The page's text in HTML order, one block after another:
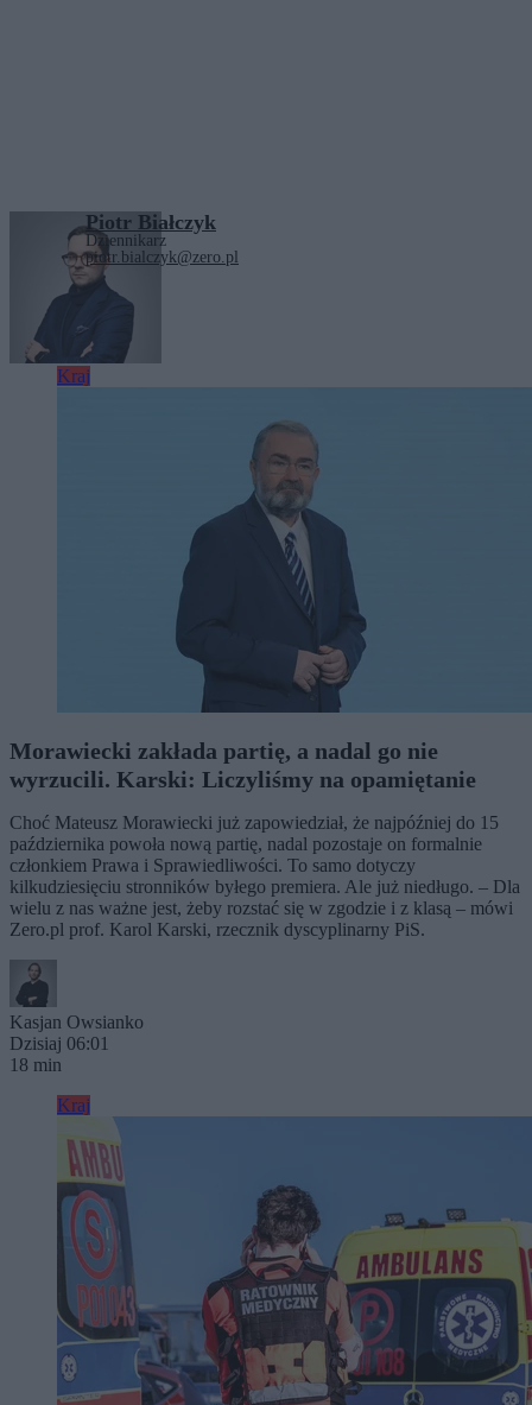
Piotr Białczyk
Dziennikarz
piotr.bialczyk@zero.pl
Zobacz również
Kraj
Morawiecki zakłada partię, a nadal go nie
wyrzucili. Karski: Liczyliśmy na opamiętanie
Choć Mateusz Morawiecki już zapowiedział, że najpóźniej do 15
października powoła nową partię, nadal pozostaje on formalnie
członkiem Prawa i Sprawiedliwości. To samo dotyczy
kilkudziesięciu stronników byłego premiera. Ale już niedługo. – Dla
wielu z nas ważne jest, żeby rozstać się w zgodzie i z klasą – mówi
Zero.pl prof. Karol Karski, rzecznik dyscyplinarny PiS.
Kasjan Owsianko
Dzisiaj 06:01
18 min
Kraj